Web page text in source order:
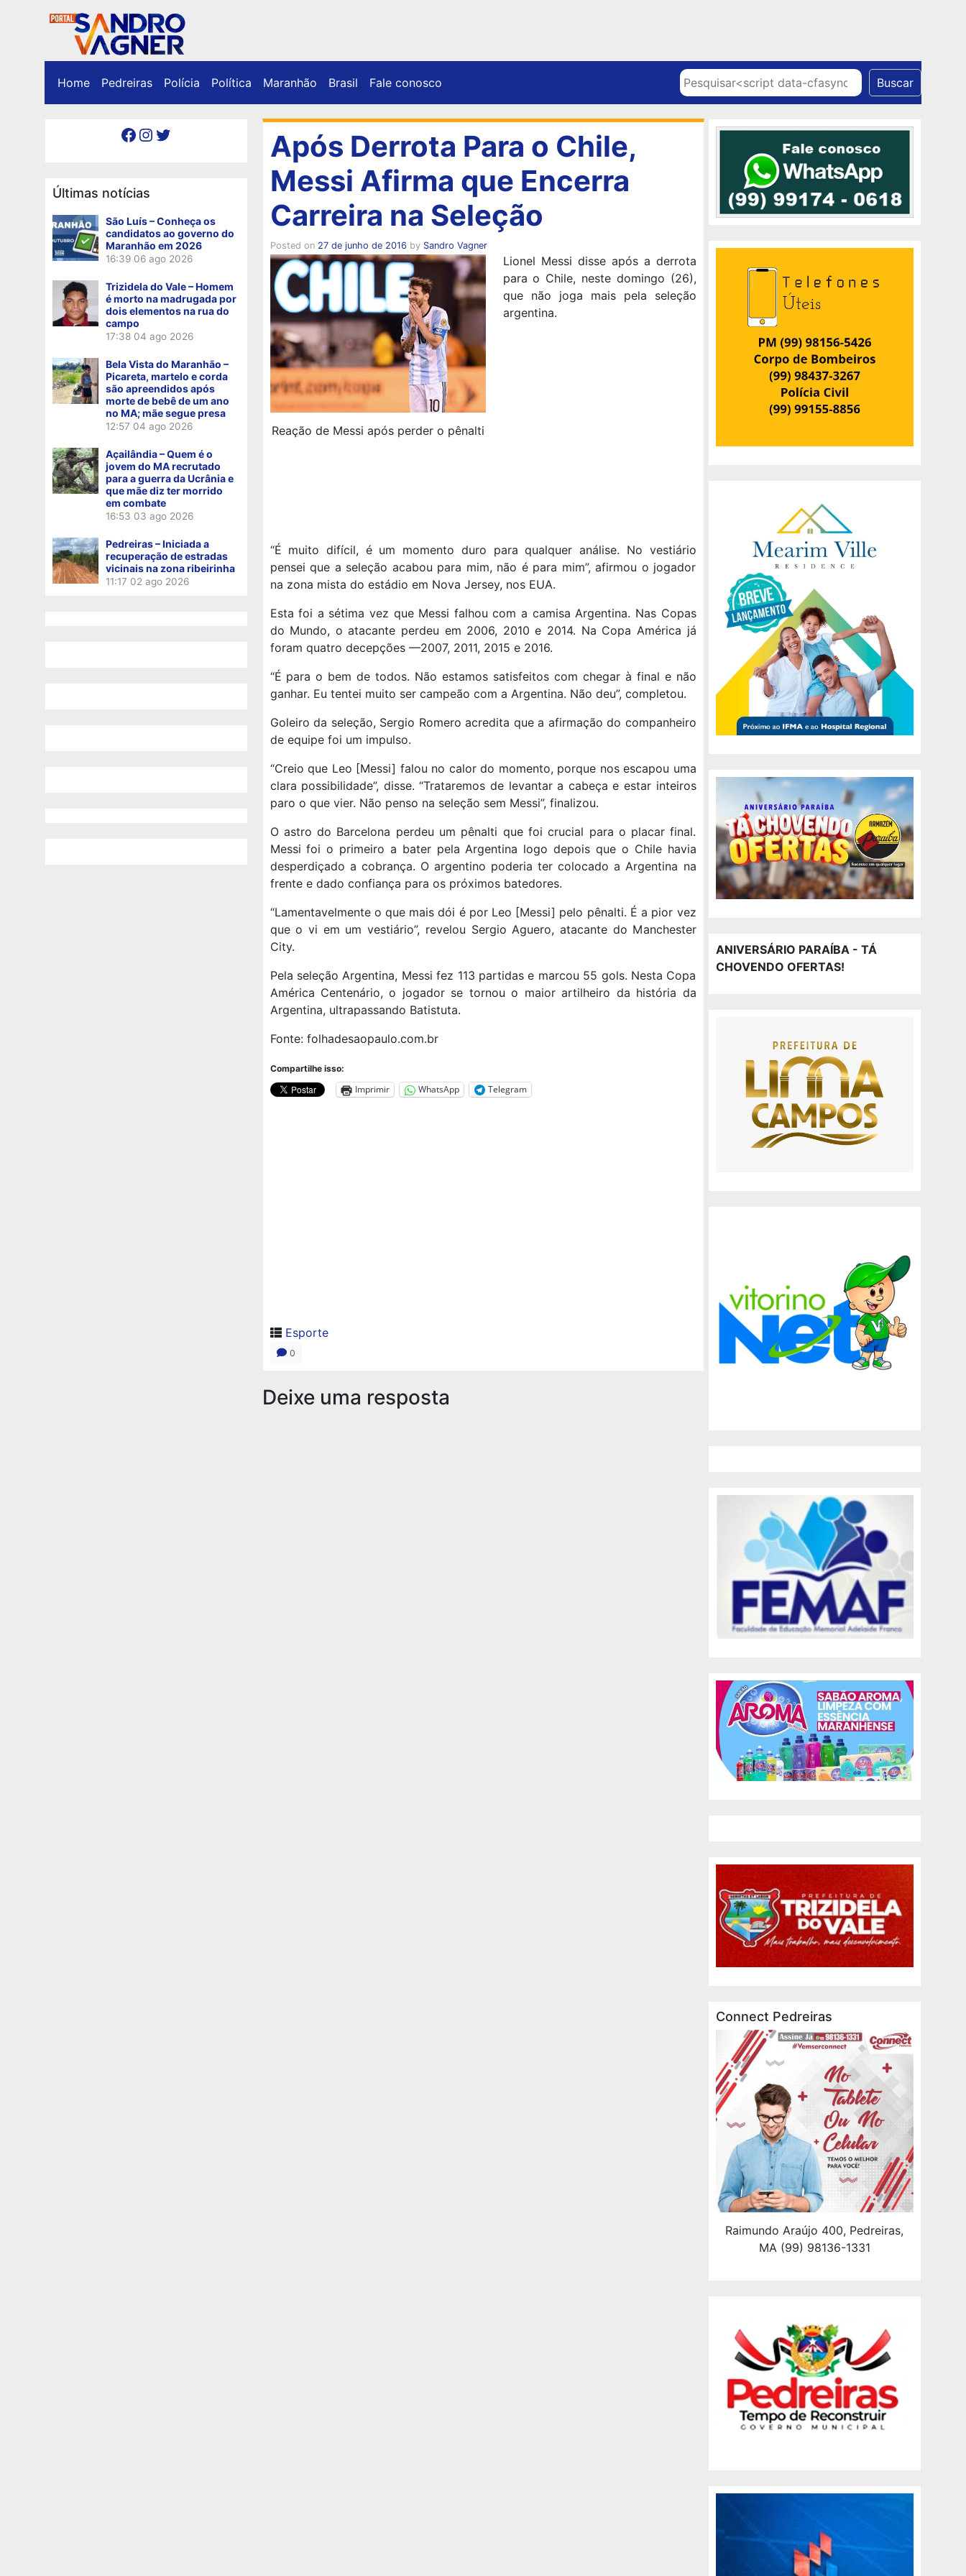
Home Pedreiras Polícia Política Maranhão Brasil Fale conosco Pesquisar Buscar
Facebook Instagram Twitter
Últimas notícias
São Luís – Conheça os
candidatos ao governo do
Maranhão em 2026
16:39 06 ago 2026
Trizidela do Vale – Homem
é morto na madrugada por
dois elementos na rua do
campo
17:38 04 ago 2026
Bela Vista do Maranhão –
Picareta, martelo e corda
são apreendidos após
morte de bebê de um ano
no MA; mãe segue presa
12:57 04 ago 2026
Açailândia – Quem é o
jovem do MA recrutado
para a guerra da Ucrânia e
que mãe diz ter morrido
em combate
16:53 03 ago 2026
Pedreiras – Iniciada a
recuperação de estradas
vicinais na zona ribeirinha
11:17 02 ago 2026
Após Derrota Para o Chile,
Messi Afirma que Encerra
Carreira na Seleção
Posted on 27 de junho de 2016 by Sandro Vagner
Reação de Messi após perder o pênalti
Lionel Messi disse após a derrota
para o Chile, neste domingo (26),
que não joga mais pela seleção
argentina.
“É muito difícil, é um momento duro para qualquer análise. No vestiário
pensei que a seleção acabou para mim, não é para mim”, afirmou o jogador
na zona mista do estádio em Nova Jersey, nos EUA.
Esta foi a sétima vez que Messi falhou com a camisa Argentina. Nas Copas
do Mundo, o atacante perdeu em 2006, 2010 e 2014. Na Copa América já
foram quatro decepções —2007, 2011, 2015 e 2016.
“É para o bem de todos. Não estamos satisfeitos com chegar à final e não
ganhar. Eu tentei muito ser campeão com a Argentina. Não deu”, completou.
Goleiro da seleção, Sergio Romero acredita que a afirmação do companheiro
de equipe foi um impulso.
“Creio que Leo [Messi] falou no calor do momento, porque nos escapou uma
clara possibilidade”, disse. “Trataremos de levantar a cabeça e estar inteiros
paro o que vier. Não penso na seleção sem Messi”, finalizou.
O astro do Barcelona perdeu um pênalti que foi crucial para o placar final.
Messi foi o primeiro a bater pela Argentina logo depois que o Chile havia
desperdiçado a cobrança. O argentino poderia ter colocado a Argentina na
frente e dado confiança para os próximos batedores.
“Lamentavelmente o que mais dói é por Leo [Messi] pelo pênalti. É a pior vez
que o vi em um vestiário”, revelou Sergio Aguero, atacante do Manchester
City.
Pela seleção Argentina, Messi fez 113 partidas e marcou 55 gols. Nesta Copa
América Centenário, o jogador se tornou o maior artilheiro da história da
Argentina, ultrapassando Batistuta.
Fonte: folhadesaopaulo.com.br
Compartilhe isso:
Imprimir WhatsApp Telegram
Esporte
0
Deixe uma resposta
ANIVERSÁRIO PARAÍBA - TÁ
CHOVENDO OFERTAS!
Connect Pedreiras
Raimundo Araújo 400, Pedreiras,
MA (99) 98136-1331